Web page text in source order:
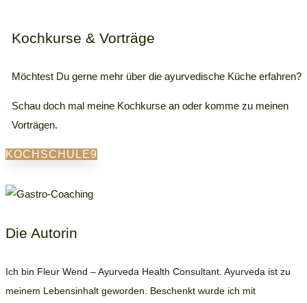
Kochkurse & Vorträge
Möchtest Du gerne mehr über die ayurvedische Küche erfahren?
Schau doch mal meine Kochkurse an oder komme zu meinen
Vorträgen.
KOCHSCHULE
Die Autorin
Ich bin Fleur Wend – Ayurveda Health Consultant. Ayurveda ist zu
meinem Lebensinhalt geworden. Beschenkt wurde ich mit